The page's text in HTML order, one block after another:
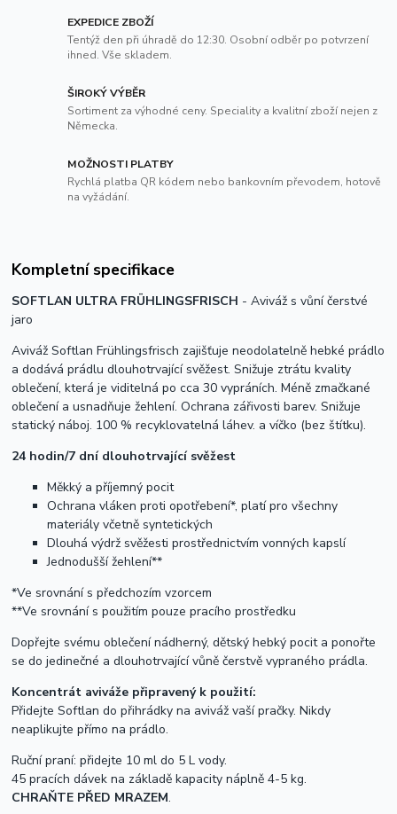
EXPEDICE ZBOŽÍ
Tentýž den při úhradě do 12:30. Osobní odběr po potvrzení
ihned. Vše skladem.
ŠIROKÝ VÝBĚR
Sortiment za výhodné ceny. Speciality a kvalitní zboží nejen z
Německa.
MOŽNOSTI PLATBY
Rychlá platba QR kódem nebo bankovním převodem, hotově
na vyžádání.
Kompletní specifikace
SOFTLAN ULTRA FRÜHLINGSFRISCH - Aviváž s vůní čerstvé
jaro
Aviváž Softlan Frühlingsfrisch zajišťuje neodolatelně hebké prádlo
a dodává prádlu dlouhotrvající svěžest. Snižuje ztrátu kvality
oblečení, která je viditelná po cca 30 vypráních. Méně zmačkané
oblečení a usnadňuje žehlení. Ochrana zářivosti barev. Snižuje
statický náboj. 100 % recyklovatelná láhev. a víčko (bez štítku).
24 hodin/7 dní dlouhotrvající svěžest
Měkký a příjemný pocit
Ochrana vláken proti opotřebení*, platí pro všechny
materiály včetně syntetických
Dlouhá výdrž svěžesti prostřednictvím vonných kapslí
Jednodušší žehlení**
*Ve srovnání s předchozím vzorcem
**Ve srovnání s použitím pouze pracího prostředku
Dopřejte svému oblečení nádherný, dětský hebký pocit a ponořte
se do jedinečné a dlouhotrvající vůně čerstvě vypraného prádla.
Koncentrát aviváže připravený k použití:
Přidejte Softlan do přihrádky na aviváž vaší pračky. Nikdy
neaplikujte přímo na prádlo.
Ruční praní: přidejte 10 ml do 5 L vody.
45 pracích dávek na základě kapacity náplně 4-5 kg.
CHRAŇTE PŘED MRAZEM.